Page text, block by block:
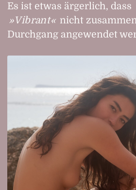
Es ist etwas ärgerlich, dass
Vibrant
nicht
Durchgang angewendet